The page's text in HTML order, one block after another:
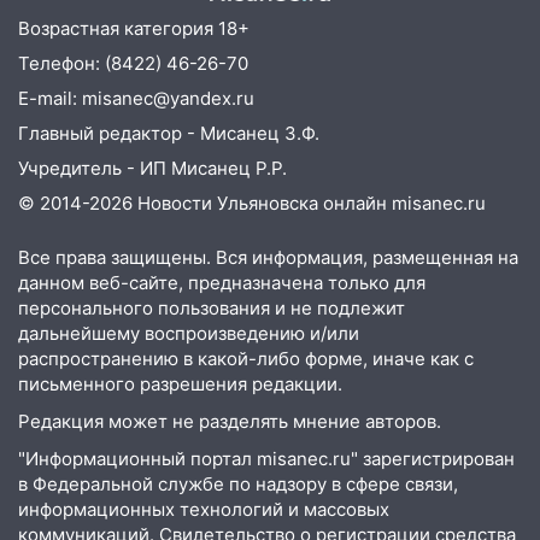
18-летняя девушка без прав
перевернулась на мопеде и попала в
больницу
15:59 Ульяновец отдал более 14
миллионов рублей за криминальное
покровительство
15:32 На «кольце» кроссовер сбил 18-
15:00 В Ульяновске после тройного ДТП
госпитализировали 25-летнего байкера
14:32 На Ульяновскую область
надвигается жара
14:08
Пешеход переходил по «зебре»:
подробности серьезной аварии на
Фруктовой
13:30 В Димитровграде на улице
Возрастная категория 18+
Телефон: (8422) 46-26-70
E-mail: misanec@yandex.ru
Главный редактор - Мисанец З.Ф.
Учредитель - ИП Мисанец Р.Р.
© 2014-2026 Новости Ульяновска онлайн misanec.ru
Все права защищены. Вся информация, размещенная на
данном веб-сайте, предназначена только для
персонального пользования и не подлежит
дальнейшему воспроизведению и/или
распространению в какой-либо форме, иначе как с
письменного разрешения редакции.
Редакция может не разделять мнение авторов.
"Информационный портал misanec.ru" зарегистрирован
в Федеральной службе по надзору в сфере связи,
информационных технологий и массовых
коммуникаций. Свидетельство о регистрации средства